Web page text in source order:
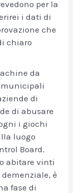
per la
i dati di
che
chiaro
da
municipali
di
di abusare
i giochi
luogo
Board.
abitare vinti
è
fase di